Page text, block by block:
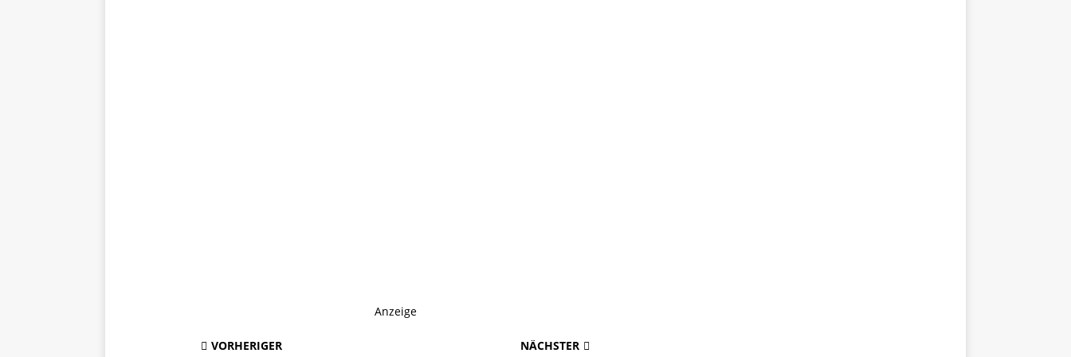
Anzeige
VORHERIGER NÄCHSTER